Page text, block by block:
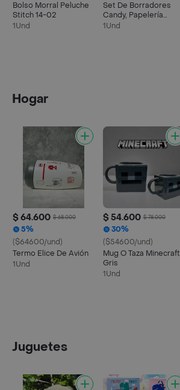
Bolso Morral Peluche
Stitch 14-02
1Und
Set De Borradores
Candy, Papelería
Kawaii (x6)
1Und
Hogar
$ 64.600 $ 68.000
5%
($64600/und)
Termo Elice De Avión
1Und
$ 54.600 $ 78.000
30%
($54600/und)
Mug O Taza Minecraft
Gris
1Und
Juguetes